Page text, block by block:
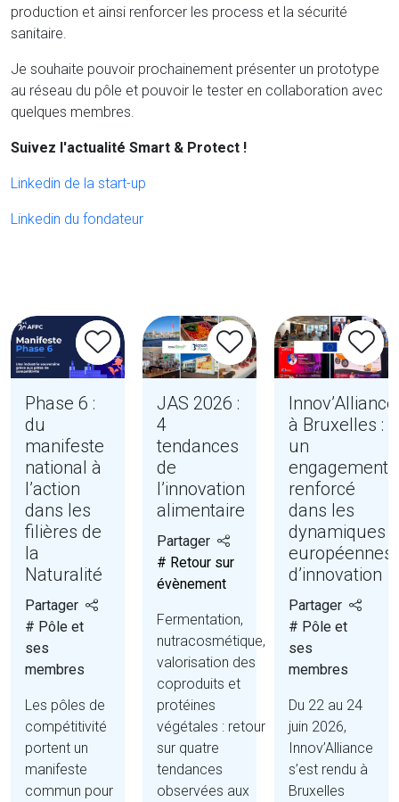
production et ainsi renforcer les process et la sécurité
sanitaire.
Je souhaite pouvoir prochainement présenter un prototype
au réseau du pôle et pouvoir le tester en collaboration avec
quelques membres.
Suivez l'actualité Smart & Protect !
Linkedin de la start-up
Linkedin du fondateur
Phase 6 :
du
manifeste
national à
l’action
dans les
filières de
la
Naturalité
Partager
# Pôle et
ses
membres
Les pôles de
compétitivité
portent un
manifeste
commun pour
JAS 2026 :
4
tendances
de
l’innovation
alimentaire
Partager
# Retour sur
évènement
Fermentation,
nutracosmétique,
valorisation des
coproduits et
protéines
végétales : retour
sur quatre
tendances
observées aux
Innov’Alliance
à Bruxelles :
un
engagement
renforcé
dans les
dynamiques
européennes
d’innovation
Partager
# Pôle et
ses
membres
Du 22 au 24
juin 2026,
Innov’Alliance
s’est rendu à
Bruxelles